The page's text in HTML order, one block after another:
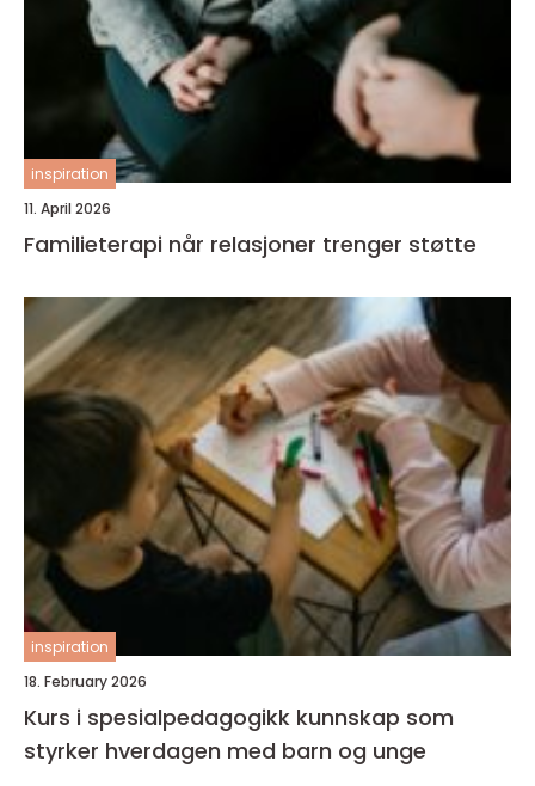
inspiration
11. April 2026
Familieterapi når relasjoner trenger støtte
inspiration
18. February 2026
Kurs i spesialpedagogikk kunnskap som
styrker hverdagen med barn og unge